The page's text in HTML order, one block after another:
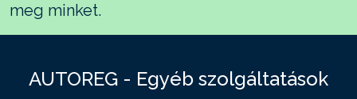
meg minket.
AUTOREG - Egyéb szolgáltatások